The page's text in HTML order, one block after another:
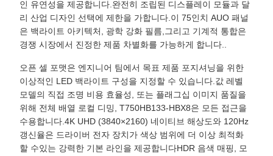
인 유연성을 제공합니다.완전히 조립된 디스플레이 모듈과 달
리 산업 디자인 선택에 제한을 가합니다.이 75인치 AUO 패널
은 백라이트 아키텍처, 광학 강화 필름,그리고 기계적 통합은
경쟁 시장에서 진정한 제품 차별화를 가능하게 합니다..
오픈 셀 포맷은 엔지니어 팀에서 목표 제품 포지셔닝을 위한
이상적인 LED 백라이트 구성을 지정할 수 있습니다.값 레벨
모델의 직접 조명 비용 효율성, 또는 플래그십 이미지 품질을
위해 전체 배열 로컬 디밍, T750HB133-HBX8은 모든 접근을
수용합니다.4K UHD (3840×2160) 네이티브 해상도와 120Hz
갱신율은 드라이버 전자 장치가 색상 범위에 더 이상 최적화
할 수있는 강력한 기본 라인을 제공합니다HDR 음색 매핑, 모